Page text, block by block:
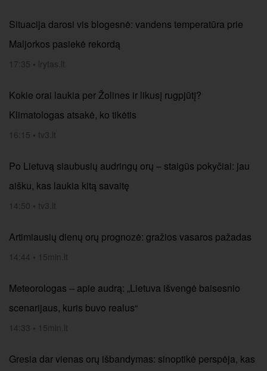
Situacija darosi vis blogesnė: vandens temperatūra prie
Maljorkos pasiekė rekordą
17:35 • lrytas.lt
Kokie orai laukia per Žolines ir likusį rugpjūtį?
Klimatologas atsakė, ko tikėtis
16:15 • tv3.lt
Po Lietuvą siaubusių audringų orų – staigūs pokyčiai: jau
aišku, kas laukia kitą savaitę
14:50 • tv3.lt
Artimiausių dienų orų prognozė: gražios vasaros pažadas
14:44 • 15min.lt
Meteorologas – apie audrą: „Lietuva išvengė baisesnio
scenarijaus, kuris buvo realus“
14:33 • 15min.lt
Gresia dar vienas orų išbandymas: sinoptikė perspėja, kas